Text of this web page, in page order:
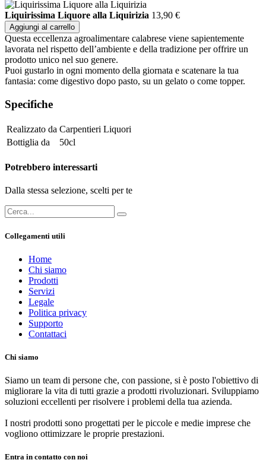
Liquirissima Liquore alla Liquirizia 13,90 €
Aggiungi al carrello
Questa eccellenza agroalimentare calabrese viene sapientemente
lavorata nel rispetto dell’ambiente e della tradizione per offrire un
prodotto unico nel suo genere.
Puoi gustarlo in ogni momento della giornata e scatenare la tua
fantasia: come digestivo dopo pasto, su un gelato o come topper.
Specifiche
Realizzato da Carpentieri Liquori
Bottiglia da
50cl
Potrebbero interessarti
Dalla stessa selezione, scelti per te
Collegamenti utili
Home
Chi siamo
Prodotti
Servizi
Legale
Politica privacy
Supporto
Contattaci
Chi siamo
Siamo un team di persone che, con passione, si è posto l'obiettivo di
migliorare la vita di tutti grazie a prodotti rivoluzionari. Sviluppiamo
soluzioni eccellenti per risolvere i problemi della tua azienda.
I nostri prodotti sono progettati per le piccole e medie imprese che
vogliono ottimizzare le proprie prestazioni.
Entra in contatto con noi